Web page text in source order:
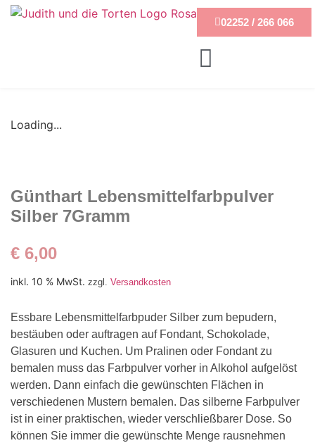
02252 / 266 066
Loading...
Günthart Lebensmittelfarbpulver
Silber 7Gramm
€ 6,00
inkl. 10 % MwSt. zzgl. Versandkosten
Essbare Lebensmittelfarbpuder Silber zum bepudern,
bestäuben oder auftragen auf Fondant, Schokolade,
Glasuren und Kuchen. Um Pralinen oder Fondant zu
bemalen muss das Farbpulver vorher in Alkohol aufgelöst
werden. Dann einfach die gewünschten Flächen in
verschiedenen Mustern bemalen. Das silberne Farbpulver
ist in einer praktischen, wieder verschließbarer Dose. So
können Sie immer die gewünschte Menge rausnehmen